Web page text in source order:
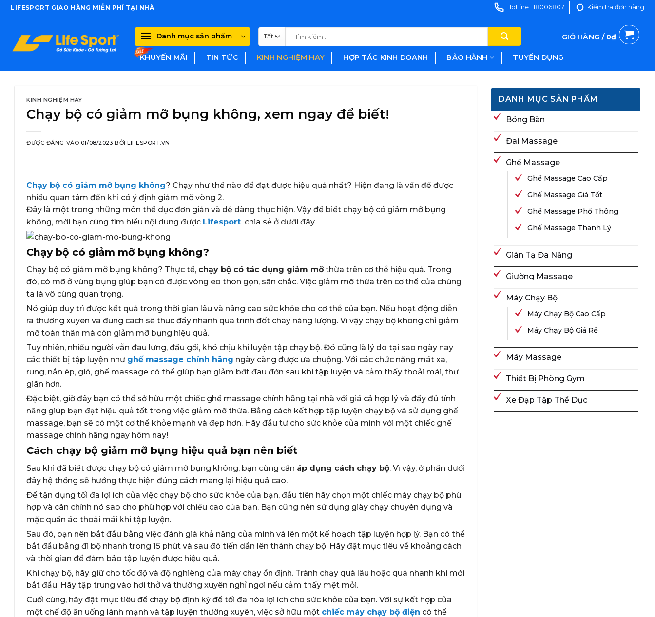
SkipLIFESPORT GIAO HÀNG MIỄN PHÍ TẠI NHÀ Hotline : 18006807 Kiểm tra đơn hàng
Danh mục sản phẩm
kiếm:
KHUYẾN MÃI TIN TỨC KINH NGHIỆM HAY HỢP TÁC KINH DOANH BẢO HÀNH TUYỂN DỤNG
GIỎ HÀNG / 0₫
KINH NGHIỆM HAY
Chạy bộ có giảm mỡ bụng không, xem ngay để biết!
ĐƯỢC ĐĂNG VÀO 01/08/2023 BỞILIFESPORT.VN
Chạy bộ có giảm mỡ bụng không? Chạy như thế nào để đạt được hiệu quả nhất? Hiện đang là vấn đề được
nhiều quan tâm đến khi có ý định giảm mỡ vòng 2.
Đây là một trong những môn thể dục đơn giản và dễ dàng thực hiện. Vậy để biết chạy bộ có giảm mỡ bụng
không, mời bạn cùng tìm hiểu nội dung được Lifesport chia sẻ ở dưới đây.
Chạy bộ có giảm mỡ bụng không?
Chạy bộ có giảm mỡ bụng không? Thực tế, chạy bộ có tác dụng giảm mỡ thừa trên cơ thể hiệu quả. Trong
đó, có mỡ ở vùng bụng giúp bạn có được vòng eo thon gọn, săn chắc. Việc giảm mỡ thừa trên cơ thể của chúng
ta là vô cùng quan trọng.
Nó giúp duy trì được kết quả trong thời gian lâu và nâng cao sức khỏe cho cơ thể của bạn. Nếu hoạt động diễn
ra thường xuyên và đúng cách sẽ thúc đẩy nhanh quá trình đốt cháy năng lượng. Vì vậy chạy bộ không chỉ giảm
mỡ toàn thân mà còn giảm mỡ bụng hiệu quả.
Tuy nhiên, nhiều người vẫn đau lưng, đầu gối, khó chịu khi luyện tập chạy bộ. Đó cũng là lý do tại sao ngày nay
các thiết bị tập luyện như ghế massage chính hãng ngày càng được ưa chuộng. Với các chức năng mát xa,
rung, nắn ép, gió, ghế massage có thể giúp bạn giảm bớt đau đớn sau khi tập luyện và cảm thấy thoải mái, thư
giãn hơn.
Đặc biệt, giờ đây bạn có thể sở hữu một chiếc ghế massage chính hãng tại nhà với giá cả hợp lý và đầy đủ tính
năng giúp bạn đạt hiệu quả tốt trong việc giảm mỡ thừa. Bằng cách kết hợp tập luyện chạy bộ và sử dụng ghế
massage, bạn sẽ có một cơ thể khỏe mạnh và đẹp hơn. Hãy đầu tư cho sức khỏe của mình với một chiếc ghế
massage chính hãng ngay hôm nay!
Cách chạy bộ giảm mỡ bụng hiệu quả bạn nên biết
Sau khi đã biết được chạy bộ có giảm mỡ bụng không, bạn cũng cần áp dụng cách chạy bộ. Vì vậy, ở phần dưới
đây hệ thống sẽ hướng thực hiện đúng cách mang lại hiệu quả cao.
Để tận dụng tối đa lợi ích của việc chạy bộ cho sức khỏe của bạn, đầu tiên hãy chọn một chiếc máy chạy bộ phù
hợp và cân chỉnh nó sao cho phù hợp với chiều cao của bạn. Bạn cũng nên sử dụng giày chạy chuyên dụng và
mặc quần áo thoải mái khi tập luyện.
Sau đó, bạn nên bắt đầu bằng việc đánh giá khả năng của mình và lên một kế hoạch tập luyện hợp lý. Bạn có thể
bắt đầu bằng đi bộ nhanh trong 15 phút và sau đó tiến dần lên thành chạy bộ. Hãy đặt mục tiêu về khoảng cách
và thời gian để đảm bảo tập luyện được hiệu quả.
Khi chạy bộ, hãy giữ cho tốc độ và độ nghiêng của máy chạy ổn định. Tránh chạy quá lâu hoặc quá nhanh khi mới
bắt đầu. Hãy tập trung vào hơi thở và thường xuyên nghỉ ngơi nếu cảm thấy mệt mỏi.
Cuối cùng, hãy đặt mục tiêu để chạy bộ định kỳ để tối đa hóa lợi ích cho sức khỏe của bạn. Với sự kết hợp của
một chế độ ăn uống lành mạnh và tập luyện thường xuyên, việc sở hữu một chiếc máy chạy bộ điện có thể
DANH MỤC SẢN PHẨM
Bóng Bàn
Đai Massage
Ghế Massage
Ghế Massage Cao Cấp
Ghế Massage Giá Tốt
Ghế Massage Phổ Thông
Ghế Massage Thanh Lý
Giàn Tạ Đa Năng
Giường Massage
Máy Chạy Bộ
Máy Chạy Bộ Cao Cấp
Máy Chạy Bộ Giá Rẻ
Máy Massage
Thiết Bị Phòng Gym
Xe Đạp Tập Thể Dục